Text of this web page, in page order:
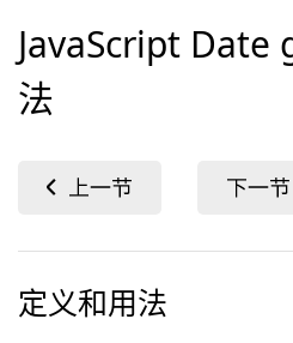
JavaScript Date
法
定义和用法